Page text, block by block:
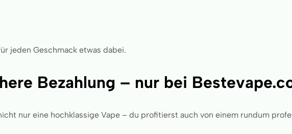
jeden Geschmack etwas dabei.
Bezahlung – nur bei
nur eine hochklassige Vape – du profitierst auch von einem rundum